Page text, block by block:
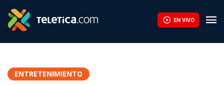
EN VIVO
ENTRETENIMIENTO